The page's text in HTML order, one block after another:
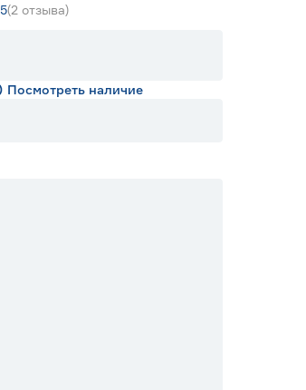
5(2 отзыва)
Посмотреть наличие